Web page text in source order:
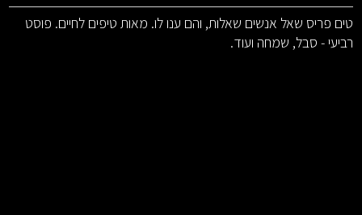
טים פריס שאל אנשים שאלות, והם ענו לו. מאות טיפים לחיים. פוסט
רביעי - סבל, שמחה ועוד.